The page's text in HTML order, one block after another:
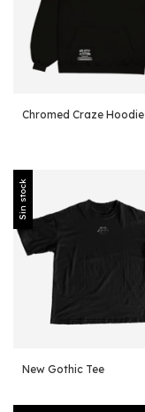
Chromed Craze Hoodie
Sin stock
New Gothic Tee